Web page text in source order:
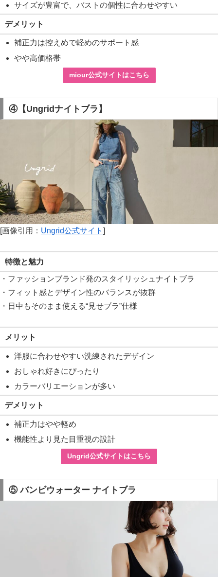
サイズが豊富で、バストの個性に合わせやすい
デメリット
補正力は控えめで軽めのサポート感
やや高価格帯
miour公式サイトはこちら
④【Ungridナイトブラ】
[画像引用： Ungrid公式サイト ]
特徴と魅力
・ファッションブランド発のスタイリッシュナイトブラ
・フィット感とデザイン性のバランスが抜群
・日中もそのまま使える“見せブラ”仕様
メリット
洋服に合わせやすい洗練されたデザイン
おしゃれ好きにぴったり
カラーバリエーションが多い
デメリット
補正力はやや軽め
機能性より見た目重視の設計
Ungrid公式サイトはこちら
⑤ バンビウォーター ナイトブラ